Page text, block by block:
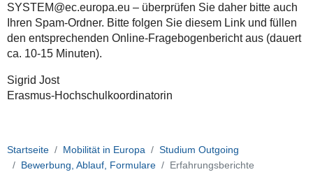
SYSTEM@ec.europa.eu – überprüfen Sie daher bitte auch
Ihren Spam-Ordner. Bitte folgen Sie diesem Link und füllen
den entsprechenden Online-Fragebogenbericht aus (dauert
ca. 10-15 Minuten).
Sigrid Jost
Erasmus-Hochschulkoordinatorin
Startseite Mobilität in Europa
Studium Outgoing
Bewerbung, Ablauf, Formulare
Erfahrungsberichte